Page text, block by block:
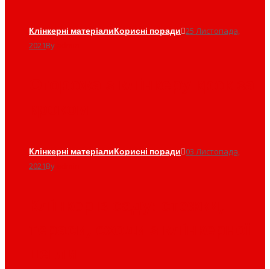
Клінкерні матеріалиКорисні поради 25 Листопада,
2021By
Клінкерні матеріалиКорисні поради 03 Листопада,
2021By